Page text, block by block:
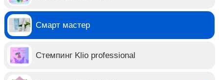
Смарт мастер
Стемпинг Klio professional